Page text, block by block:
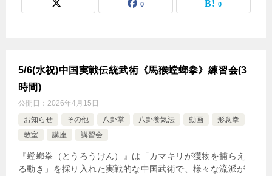
0 0
5/6(水祝)中国実戦伝統武術《馬猴螳螂拳》練習会(3
時間)
公開日： 2026年4月15日
お知らせ
その他 八卦掌 八卦養気法 動画
形意拳
教室
講座 講習会
『螳螂拳（とうろうけん）』は「カマキリが獲物を捕らえ
る動き」を採り入れた実戦的な中国武術で、様々な流派が